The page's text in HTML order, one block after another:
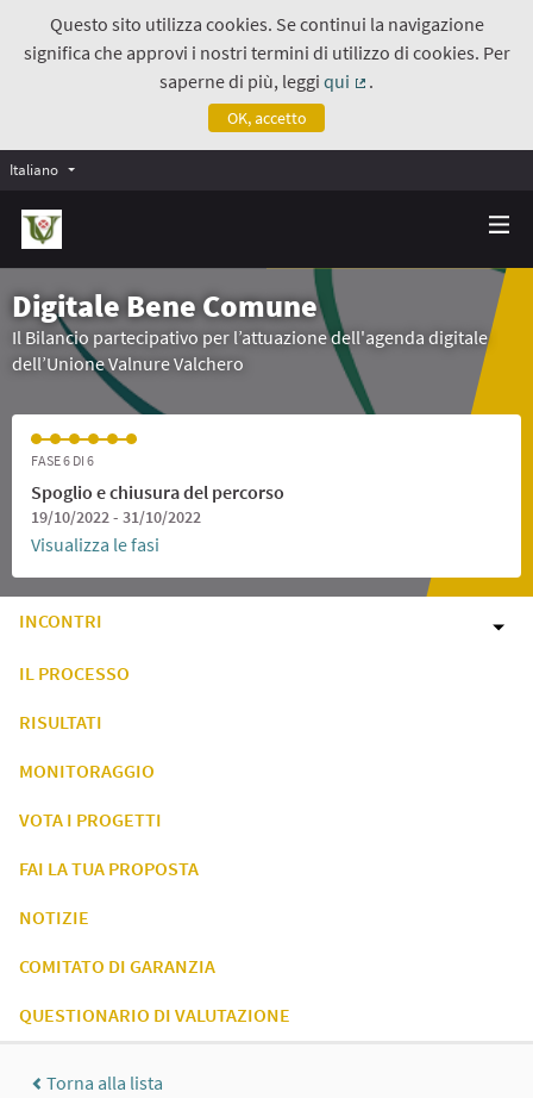
Questo sito utilizza cookies. Se continui la navigazione
significa che approvi i nostri termini di utilizzo di cookies. Per
saperne di più, leggiqui
.
OK, accetto
Italiano
Digitale Bene Comune
Il Bilancio partecipativo per l’attuazione dell'agenda digitale
dell’Unione Valnure Valchero
FASE 6 DI 6
Spoglio e chiusura del percorso
19/10/2022 - 31/10/2022
Visualizza le fasi
INCONTRI
IL PROCESSO
RISULTATI
MONITORAGGIO
VOTA I PROGETTI
FAI LA TUA PROPOSTA
NOTIZIE
COMITATO DI GARANZIA
QUESTIONARIO DI VALUTAZIONE
Torna alla lista